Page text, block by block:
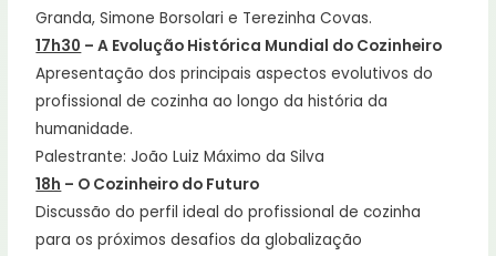
Granda, Simone Borsolari e Terezinha Covas.
17h30 – A Evolução Histórica Mundial do Cozinheiro
Apresentação dos principais aspectos evolutivos do
profissional de cozinha ao longo da história da
humanidade.
Palestrante: João Luiz Máximo da Silva
18h – O Cozinheiro do Futuro
Discussão do perfil ideal do profissional de cozinha
para os próximos desafios da globalização